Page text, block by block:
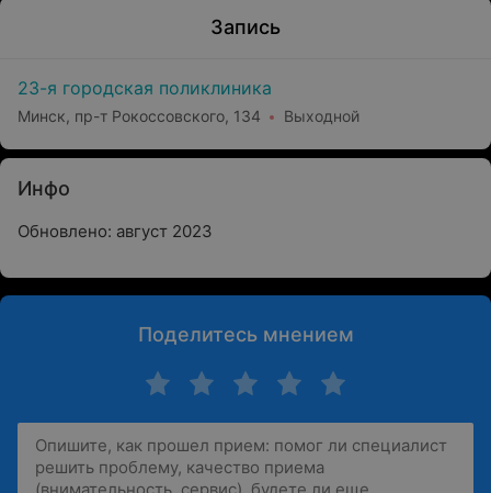
Запись
23-я городская поликлиника
Минск, пр-т Рокоссовского, 134 Выходной
Инфо
Обновлено: август 2023
Поделитесь мнением